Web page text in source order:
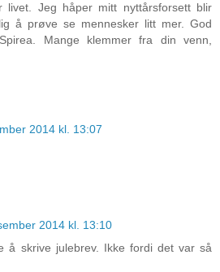
livet. Jeg håper mitt nyttårsforsett blir
å prøve se mennesker litt mer. God
Mange klemmer fra din venn,
2014 kl. 13:07
2014 kl. 13:10
å skrive julebrev. Ikke fordi det var så